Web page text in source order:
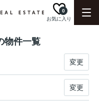
お気に入り
0
物件一覧
変更
変更